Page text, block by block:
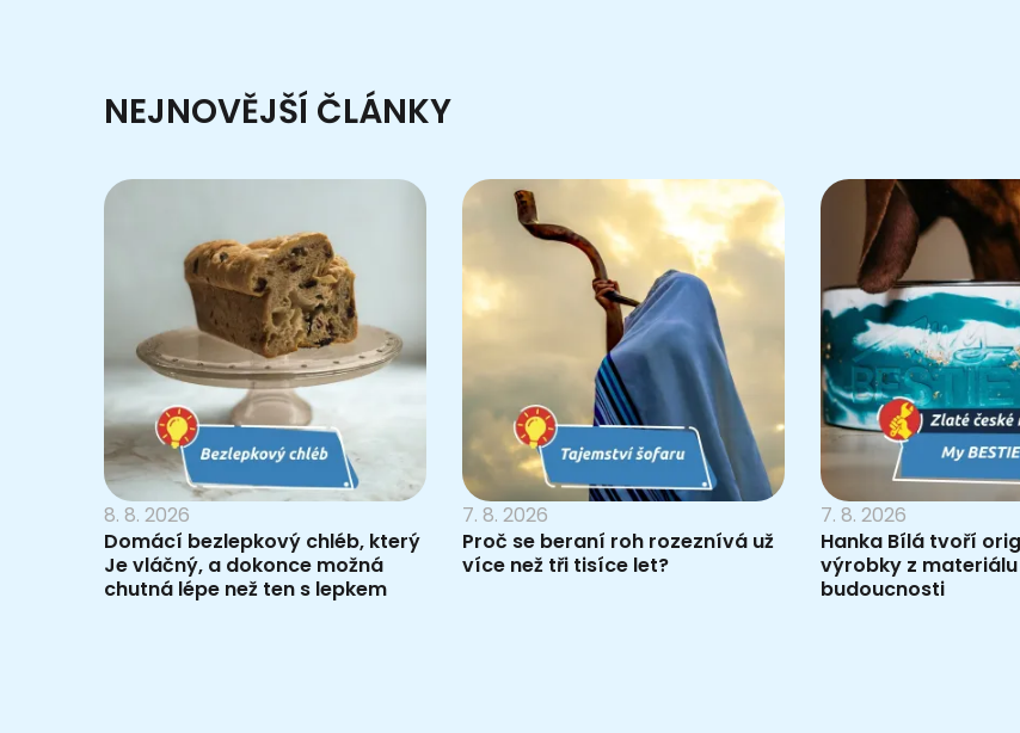
NEJNOVĚJŠÍ ČLÁNKY
8. 8. 2026
Domácí bezlepkový chléb, který
Je vláčný, a dokonce možná
chutná lépe než ten s lepkem
7. 8. 2026
Proč se beraní roh rozeznívá už
více než tři tisíce let?
7. 8. 2026
Hanka Bílá tvoří
výrobky z materiálu
budoucnosti